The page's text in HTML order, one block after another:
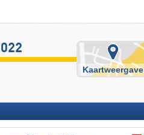
Kaartweergave